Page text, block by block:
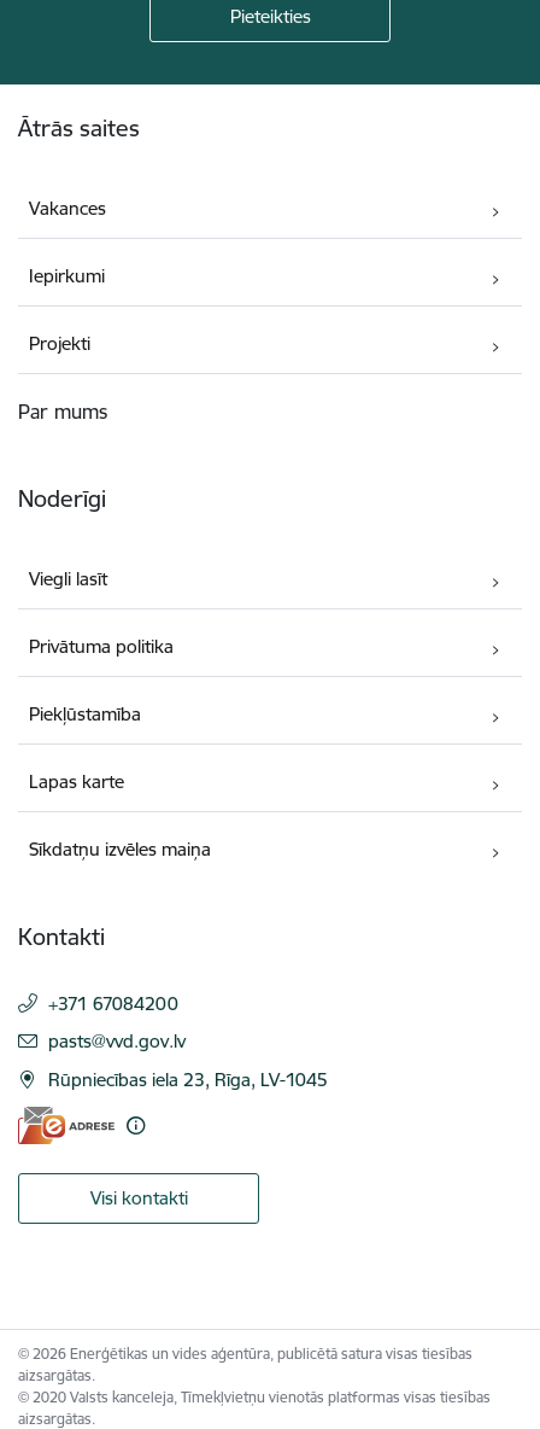
Ātrās saites
Vakances
Iepirkumi
Projekti
Par mums
Noderīgi
Viegli lasīt
Privātuma politika
Piekļūstamība
Lapas karte
Sīkdatņu izvēles maiņa
Kontakti
+371 67084200
E-pasts:
pasts@vvd.gov.lv
Rūpniecības iela 23, Rīga, LV-1045
Visi kontakti
© 2026 Enerģētikas un vides aģentūra, publicētā satura visas tiesības
aizsargātas.
© 2020 Valsts kanceleja, Tīmekļvietņu vienotās platformas visas tiesības
aizsargātas.